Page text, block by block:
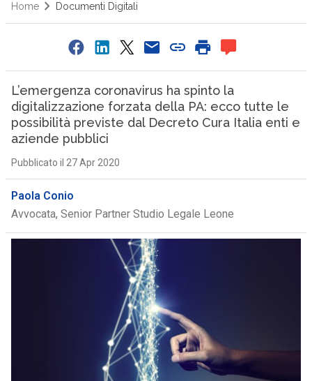
Home Documenti Digitali
L’emergenza coronavirus ha spinto la
digitalizzazione forzata della PA: ecco tutte le
possibilità previste dal Decreto Cura Italia enti e
aziende pubblici
Pubblicato il 27 Apr 2020
Paola Conio
Avvocata, Senior Partner Studio Legale Leone